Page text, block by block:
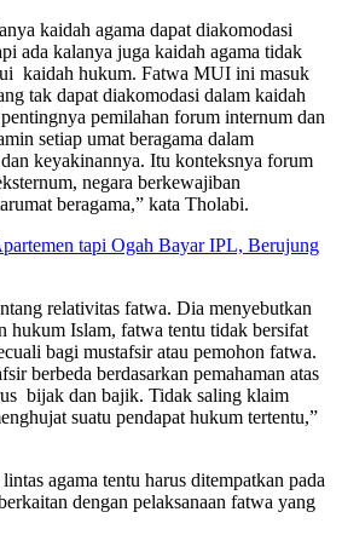
kaidah agama dapat diakomodasi
ada kalanya juga kaidah agama tidak
kaidah hukum. Fatwa MUI ini masuk
tak dapat diakomodasi dalam kaidah
pemilahan forum internum dan
setiap umat beragama dalam
keyakinannya. Itu konteksnya forum
negara berkewajiban
beragama,” kata Tholabi.
tapi Ogah Bayar IPL, Berujung
relativitas fatwa. Dia menyebutkan
hukum Islam, fatwa tentu tidak bersifat
bagi mustafsir atau pemohon fatwa.
berbeda berdasarkan pemahaman atas
bijak dan bajik. Tidak saling klaim
suatu pendapat hukum tertentu,”
agama tentu harus ditempatkan pada
dengan pelaksanaan fatwa yang